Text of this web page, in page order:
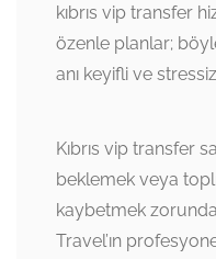
kıbrıs vip transfer
özenle planlar;
anı keyifli ve
Kıbrıs vip transfer
beklemek veya
kaybetmek zorunda
Travel’ın